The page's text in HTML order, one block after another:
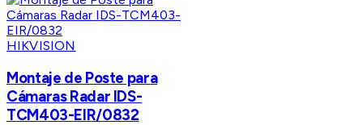
HIKVISION
Montaje de Poste para
Cámaras Radar IDS-
TCM403-EIR/0832